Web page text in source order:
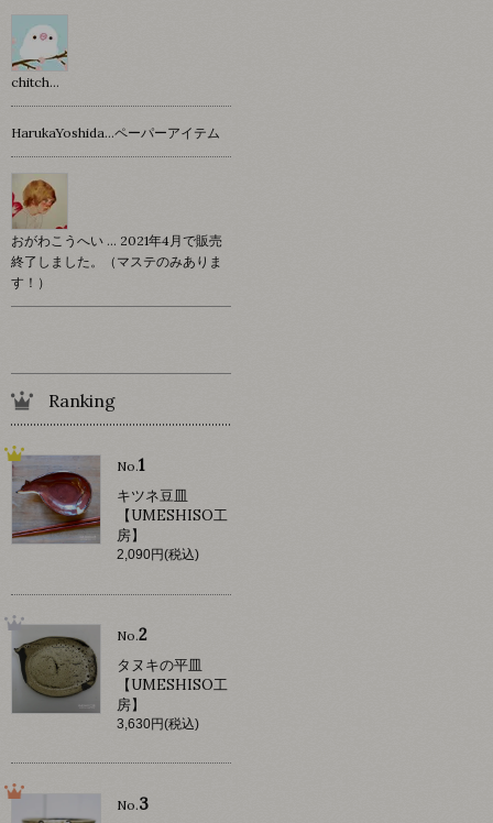
chitch…
HarukaYoshida…ペーパーアイテム
おがわこうへい … 2021年4月で販売
終了しました。（マステのみありま
す！）
Ranking
No.1
キツネ豆皿
【UMESHISO工
房】
2,090円(税込)
No.2
タヌキの平皿
【UMESHISO工
房】
3,630円(税込)
No.3